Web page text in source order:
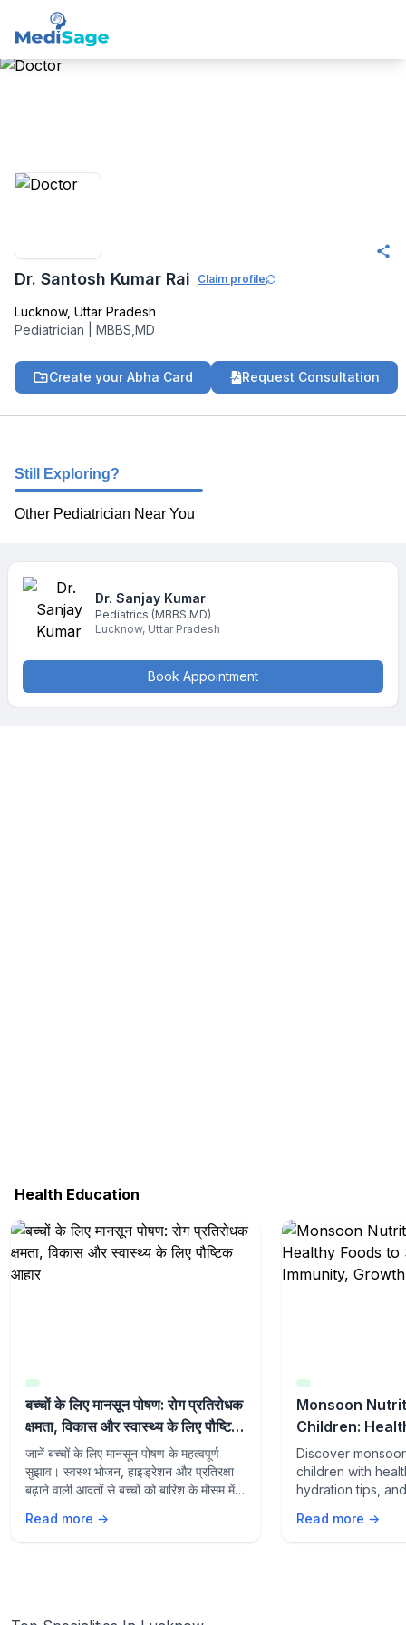
Dr. Santosh Kumar Rai Claim profile
Lucknow, Uttar Pradesh
Pediatrician
MBBS,MD
Create your Abha Card Request Consultation
Still Exploring?
Other Pediatrician Near You
Dr. Sanjay Kumar
Pediatrics (MBBS,MD)
Lucknow, Uttar Pradesh
Book Appointment
Health Education
बच्चों के लिए मानसून पोषण: रोग प्रतिरोधक
क्षमता, विकास और स्वास्थ्य के लिए पौष्टिक
आहार
जानें बच्चों के लिए मानसून पोषण के महत्वपूर्ण
सुझाव। स्वस्थ भोजन, हाइड्रेशन और प्रतिरक्षा
बढ़ाने वाली आदतों से बच्चों को बारिश के मौसम में
Read more →
Monsoon
Children:
Support
Wellness
Discover
children with
hydration tips,
growth,
Read more →